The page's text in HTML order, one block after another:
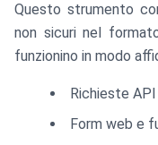
Questo strumento
non sicuri nel
funzionino in modo
Richieste
Form web e